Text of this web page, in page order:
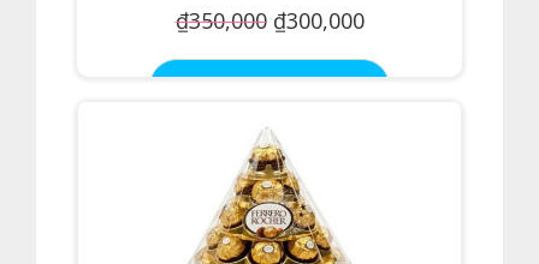
₫350,000 Giá
gốc
₫350,000.
₫300,000Giá
hiện